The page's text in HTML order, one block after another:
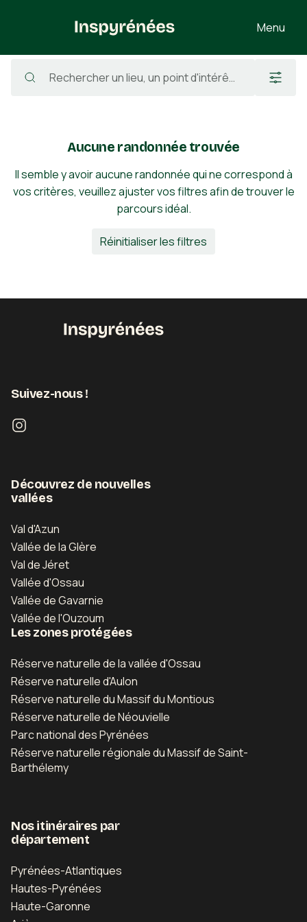
Menu
/ France / Ariège / Bagert
Aucune randonnée trouvée
Il semble y avoir aucune randonnée qui ne correspond à
vos critères, veuillez ajuster vos filtres afin de trouver le
parcours idéal.
Réinitialiser les filtres
Suivez-nous !
Découvrez de nouvelles
vallées
Val d'Azun
Vallée de la Glère
Val de Jéret
Vallée d'Ossau
Vallée de Gavarnie
Vallée de l'Ouzoum
Les zones protégées
Réserve naturelle de la vallée d'Ossau
Réserve naturelle d'Aulon
Réserve naturelle du Massif du Montious
Réserve naturelle de Néouvielle
Parc national des Pyrénées
Réserve naturelle régionale du Massif de Saint-
Barthélemy
Nos itinéraires par
département
Pyrénées-Atlantiques
Hautes-Pyrénées
Haute-Garonne